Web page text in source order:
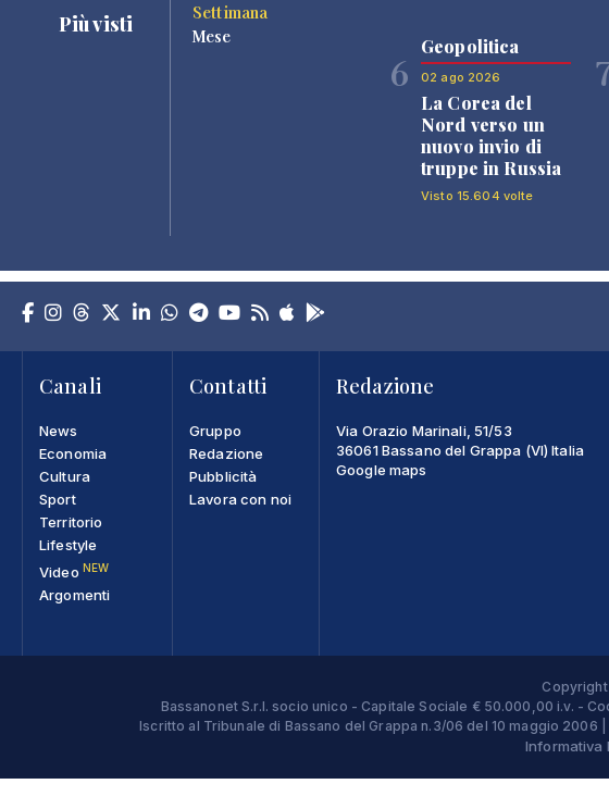
Più visti
Settimana
Mese
6
Geopolitica
02 ago 2026
La Corea del
Nord verso un
nuovo invio di
truppe in Russia
Visto 15.604 volte
Canali
News
Economia
Cultura
Sport
Territorio
Lifestyle
Video NEW
Argomenti
Contatti
Gruppo
Redazione
Pubblicità
Lavora con noi
Redazione
Via Orazio Marinali, 51/53
36061 Bassano del Grappa (VI) Italia
Google maps
Bassanonet S.r.l. socio unico - Capitale Sociale € 50.000,00 i.v. -
Iscritto al Tribunale di Bassano del Grappa n.3/06 del 10 maggio
Informativa